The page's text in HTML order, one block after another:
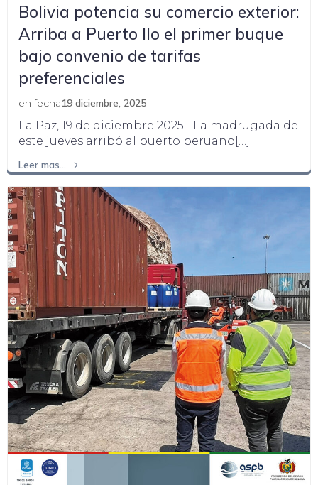
Bolivia potencia su comercio exterior:
Arriba a Puerto Ilo el primer buque
bajo convenio de tarifas
preferenciales
en fecha19 diciembre, 2025
La Paz, 19 de diciembre 2025.- La madrugada de
este jueves arribó al puerto peruano[…]
Leer mas…